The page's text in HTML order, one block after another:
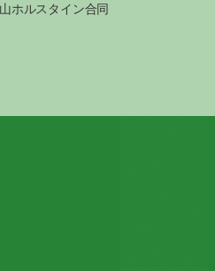
タイン合同